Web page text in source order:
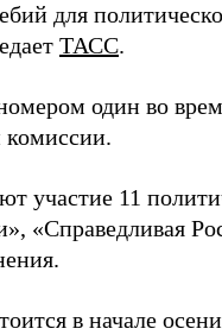
для
ТАСС.
один во
комиссии.
участие 11
в начале